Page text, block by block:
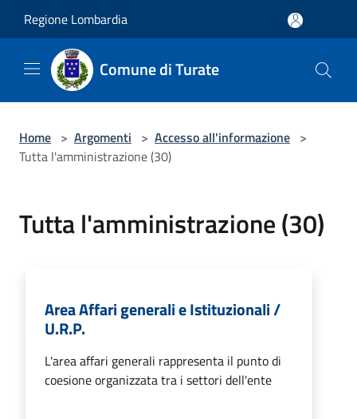
Regione Lombardia
Comune di Turate
Home > Argomenti > Accesso all'informazione >
Tutta l'amministrazione (30)
Tutta l'amministrazione (30)
Area Affari generali e Istituzionali /
U.R.P.
L'area affari generali rappresenta il punto di
coesione organizzata tra i settori dell'ente